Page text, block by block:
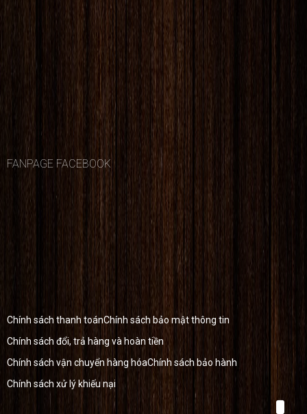
FANPAGE FACEBOOK
Chính sách thanh toánChính sách bảo mật thông tin
Chính sách đổi, trả hàng và hoàn tiền
Chính sách vận chuyển hàng hóaChính sách bảo hành
Chính sách xử lý khiếu nại